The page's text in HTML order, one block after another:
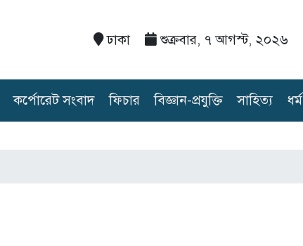
ঢাকা শুক্রবার, ৭ আগস্ট, ২০২৬
কর্পোরেট সংবাদ ফিচার বিজ্ঞান-প্রযুক্তি সাহিত্য ধর্ম